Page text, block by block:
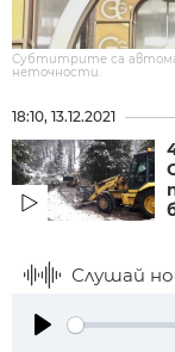
Субтитрите са
неточности.
18:10, 13.12.2021
Слушай